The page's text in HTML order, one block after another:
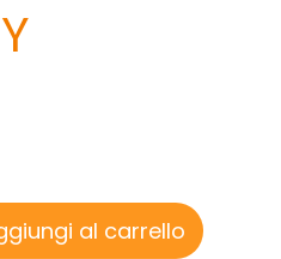
al carrello